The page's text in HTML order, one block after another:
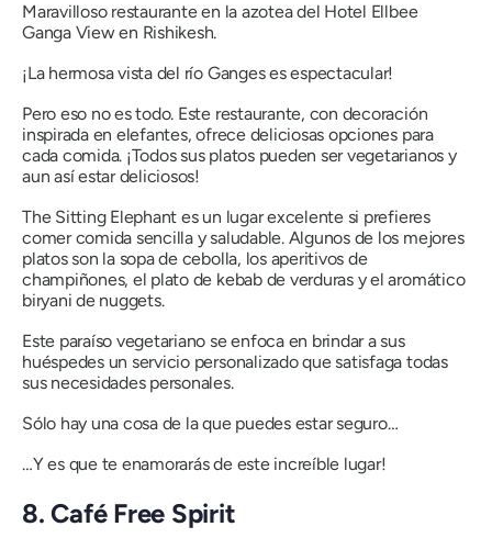
Maravilloso restaurante en la azotea del Hotel Ellbee
Ganga View en Rishikesh.
¡La hermosa vista del río Ganges es espectacular!
Pero eso no es todo. Este restaurante, con decoración
inspirada en elefantes, ofrece deliciosas opciones para
cada comida. ¡Todos sus platos pueden ser vegetarianos y
aun así estar deliciosos!
The Sitting Elephant es un lugar excelente si prefieres
comer comida sencilla y saludable. Algunos de los mejores
platos son la sopa de cebolla, los aperitivos de
champiñones, el plato de kebab de verduras y el aromático
biryani de nuggets.
Este paraíso vegetariano se enfoca en brindar a sus
huéspedes un servicio personalizado que satisfaga todas
sus necesidades personales.
Sólo hay una cosa de la que puedes estar seguro…
…Y es que te enamorarás de este increíble lugar!
8. Café Free Spirit